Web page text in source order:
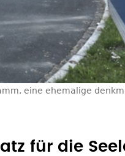
eine ehemalige
für die